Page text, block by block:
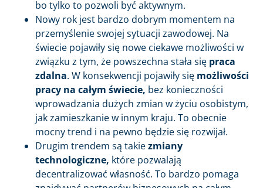
bo tylko to pozwoli być aktywnym.
Nowy rok jest bardzo dobrym momentem na
przemyślenie swojej sytuacji zawodowej. Na
świecie pojawiły się nowe ciekawe możliwości w
związku z tym, że powszechna stała się praca
zdalna. W konsekwencji pojawiły się możliwości
pracy na całym świecie, bez konieczności
wprowadzania dużych zmian w życiu osobistym,
jak zamieszkanie w innym kraju. To obecnie
mocny trend i na pewno będzie się rozwijał.
Drugim trendem są takiezmiany
technologiczne, które pozwalają
decentralizować własność. To bardzo pomaga